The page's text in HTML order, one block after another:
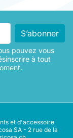
pouvez vous
à tout
et d'accessoire
SA - 2 rue de la